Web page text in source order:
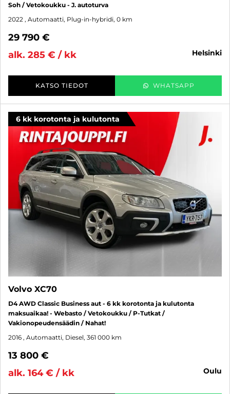
Soh / Vetokoukku - J. autoturva
2022 , Automaatti, Plug-in-hybridi, 0 km
29 790 €
alk. 285 € / kk
helsinki
KATSO TIEDOT WHATSAPP
6 kk korotonta ja kulutonta
Volvo XC70
D4 AWD Classic Business aut - 6 kk korotonta ja kulutonta
maksuaikaa! - Webasto / Vetokoukku / P-Tutkat /
Vakionopeudensäädin / Nahat!
2016 , Automaatti, Diesel, 361 000 km
13 800 €
alk. 164 € / kk
oulu